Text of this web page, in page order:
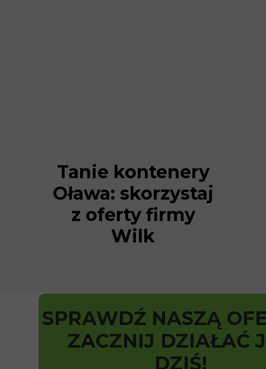
Tanie kontenery
Oława: skorzystaj
z oferty firmy
Wilk
SPRAWDŹ NASZĄ
ZACZNIJ DZIAŁAĆ
DZIŚ!